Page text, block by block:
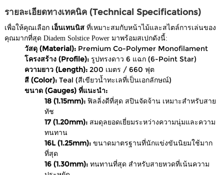
รายละเอียดทางเทคนิค (Technical Specifications)
เพื่อให้คุณเลือก เอ็นเทนนิส ที่เหมาะสมกับหน้าไม้และสไตล์การเล่นของ
คุณมากที่สุด Diadem Solstice Power มาพร้อมสเปกดังนี้:
วัสดุ (Material): Premium Co-Polymer Monofilament
โครงสร้าง (Profile): รูปทรงดาว 6 แฉก (6-Point Star)
ความยาว (Length): 200 เมตร / 660 ฟุต
สี (Color): Teal (สีเขียวน้ำทะเลที่เป็นเอกลักษณ์)
ขนาด (Gauges) ที่แนะนำ:
18 (1.15mm): ฟิลลิ่งดีที่สุด สปินจัดจ้าน เหมาะสำหรับสาย
ทัช
17 (1.20mm): สมดุลยอดเยี่ยมระหว่างความนุ่มและความ
ทนทาน
16L (1.25mm): ขนาดมาตรฐานที่นักแข่งขันนิยมใช้มาก
ที่สุด
16 (1.30mm): ทนทานที่สุด สำหรับสายหวดที่เน้นความ